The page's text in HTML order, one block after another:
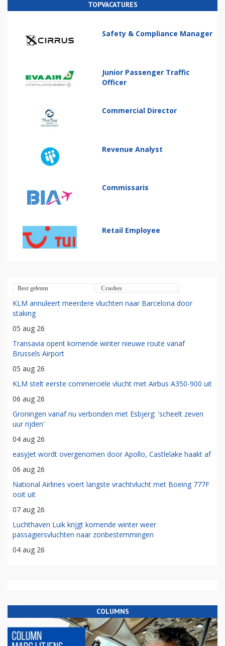
TOPVACATURES
Safety & Compliance Manager
Junior Passenger Traffic
Officer
Commercial Director
Revenue Analyst
Commissaris
Retail Employee
Best gelezen Crashes
KLM annuleert meerdere vluchten naar Barcelona door
staking
05 aug 26
Transavia opent komende winter nieuwe route vanaf
Brussels Airport
05 aug 26
KLM stelt eerste commerciële vlucht met Airbus A350-900 uit
06 aug 26
Groningen vanaf nu verbonden met Esbjerg: 'scheelt zeven
uur rijden'
04 aug 26
easyJet wordt overgenomen door Apollo, Castlelake haakt af
06 aug 26
National Airlines voert langste vrachtvlucht met Boeing 777F
ooit uit
07 aug 26
Luchthaven Luik krijgt komende winter weer
passagiersvluchten naar zonbestemmingen
04 aug 26
COLUMNS